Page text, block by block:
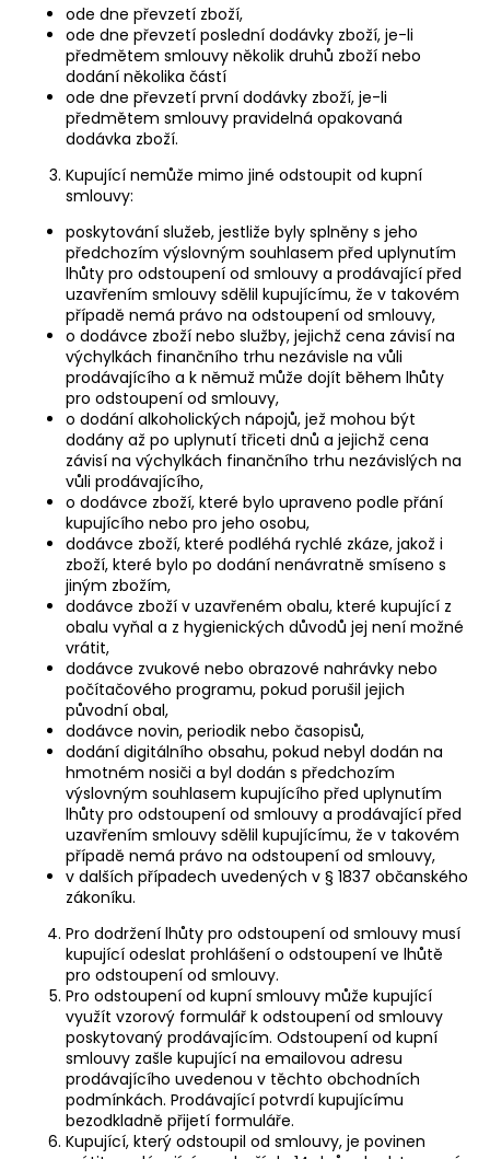
ode dne převzetí zboží,
ode dne převzetí poslední dodávky zboží, je-li
předmětem smlouvy několik druhů zboží nebo
dodání několika částí
ode dne převzetí první dodávky zboží, je-li
předmětem smlouvy pravidelná opakovaná
dodávka zboží.
Kupující nemůže mimo jiné odstoupit od kupní
smlouvy:
poskytování služeb, jestliže byly splněny s jeho
předchozím výslovným souhlasem před uplynutím
lhůty pro odstoupení od smlouvy a prodávající před
uzavřením smlouvy sdělil kupujícímu, že v takovém
případě nemá právo na odstoupení od smlouvy,
o dodávce zboží nebo služby, jejichž cena závisí na
výchylkách finančního trhu nezávisle na vůli
prodávajícího a k němuž může dojít během lhůty
pro odstoupení od smlouvy,
o dodání alkoholických nápojů, jež mohou být
dodány až po uplynutí třiceti dnů a jejichž cena
závisí na výchylkách finančního trhu nezávislých na
vůli prodávajícího,
o dodávce zboží, které bylo upraveno podle přání
kupujícího nebo pro jeho osobu,
dodávce zboží, které podléhá rychlé zkáze, jakož i
zboží, které bylo po dodání nenávratně smíseno s
jiným zbožím,
dodávce zboží v uzavřeném obalu, které kupující z
obalu vyňal a z hygienických důvodů jej není možné
vrátit,
dodávce zvukové nebo obrazové nahrávky nebo
počítačového programu, pokud porušil jejich
původní obal,
dodávce novin, periodik nebo časopisů,
dodání digitálního obsahu, pokud nebyl dodán na
hmotném nosiči a byl dodán s předchozím
výslovným souhlasem kupujícího před uplynutím
lhůty pro odstoupení od smlouvy a prodávající před
uzavřením smlouvy sdělil kupujícímu, že v takovém
případě nemá právo na odstoupení od smlouvy,
v dalších případech uvedených v § 1837 občanského
zákoníku.
Pro dodržení lhůty pro odstoupení od smlouvy musí
kupující odeslat prohlášení o odstoupení ve lhůtě
pro odstoupení od smlouvy.
Pro odstoupení od kupní smlouvy může kupující
využít vzorový formulář k odstoupení od smlouvy
poskytovaný prodávajícím. Odstoupení od kupní
smlouvy zašle kupující na emailovou adresu
prodávajícího uvedenou v těchto obchodních
podmínkách. Prodávající potvrdí kupujícímu
bezodkladně přijetí formuláře.
Kupující, který odstoupil od smlouvy, je povinen